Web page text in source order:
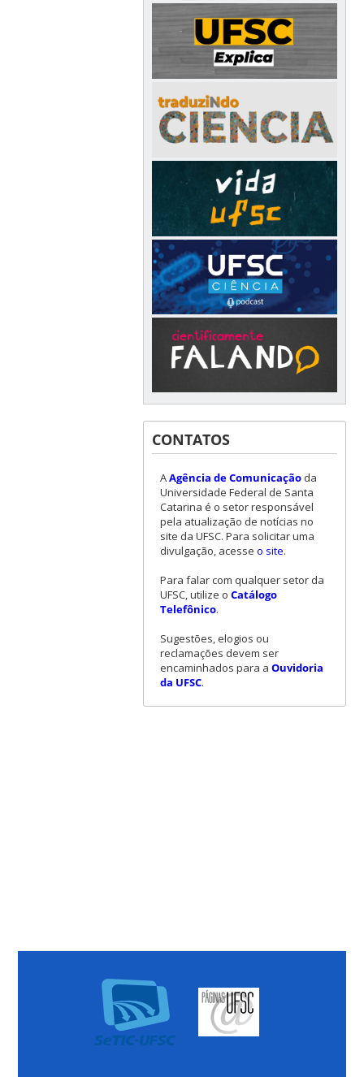
CONTATOS
AAgência de Comunicaçãoda
Universidade Federal de Santa
Catarina é o setor responsável
pela atualização de notícias no
site da UFSC. Para solicitar uma
divulgação, acesse o site.
Para falar com qualquer setor da
UFSC, utilize o Catálogo
Telefônico.
Sugestões, elogios ou
reclamações devem ser
encaminhados para a Ouvidoria
da UFSC.